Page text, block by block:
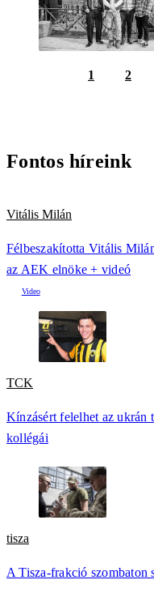
1 2
Fontos híreink
Vitális Milán
Félbeszakította Vitális
az AEK elnöke + videó
TCK
Kínzásért felelhet az ukrán
kollégái
tisza
A Tisza-frakció szombaton